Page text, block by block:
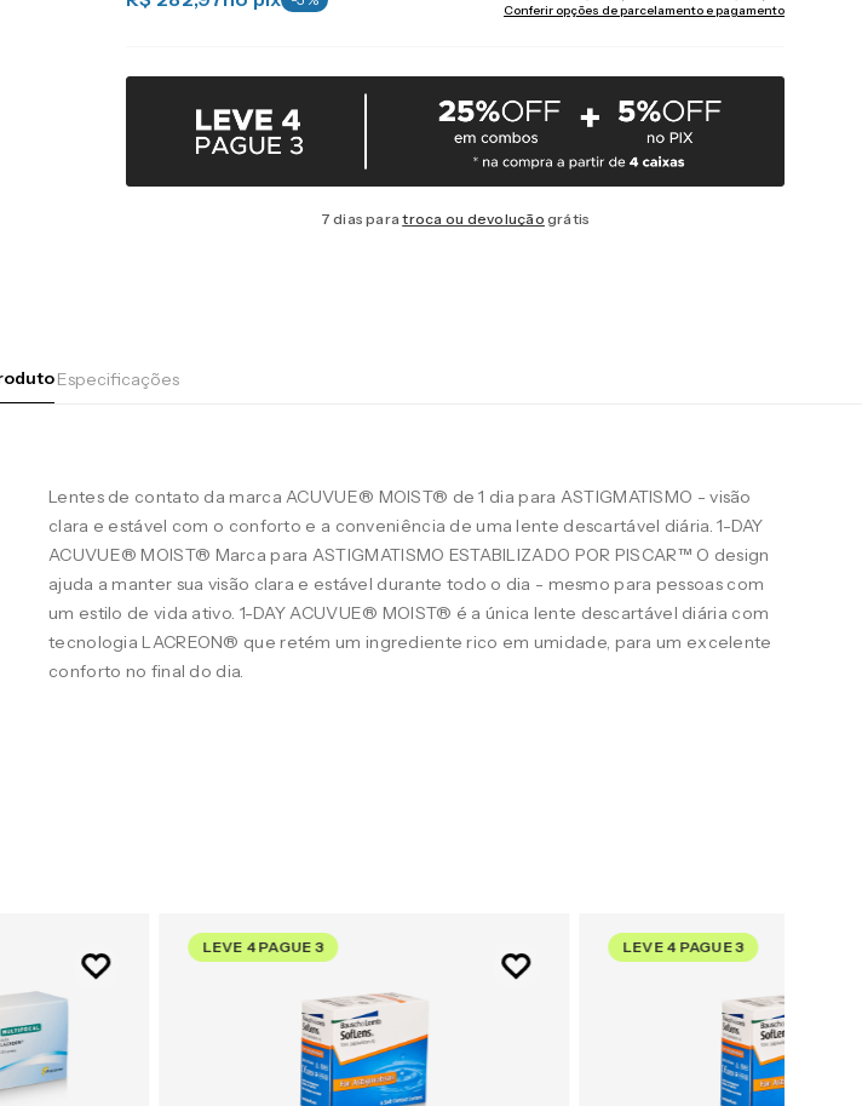
Conferir opções de parcelamento e pagamento
7 dias paratroca ou devolução grátis
Especificações
Lentes de contato da marca ACUVUE® MOIST® de 1 dia para ASTIGMATISMO - visão
clara e estável com o conforto e a conveniência de uma lente descartável diária. 1-DAY
ACUVUE® MOIST® Marca para ASTIGMATISMO ESTABILIZADO POR PISCAR™ O design
ajuda a manter sua visão clara e estável durante todo o dia - mesmo para pessoas com
um estilo de vida ativo. 1-DAY ACUVUE® MOIST® é a única lente descartável diária com
tecnologia LACREON® que retém um ingrediente rico em umidade, para um excelente
conforto no final do dia.
LEVE 4 PAGUE 3 LEVE 4 PAGUE 3